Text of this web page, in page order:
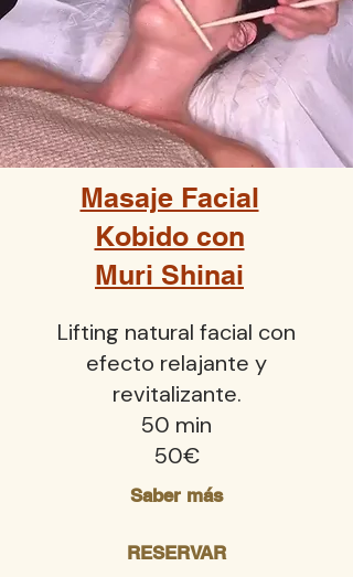
​Masaje Facial
Kobido con
Muri Shinai
Lifting natural facial con
efecto relajante y
revitalizante.
50 min
50€
Saber más
RESERVAR